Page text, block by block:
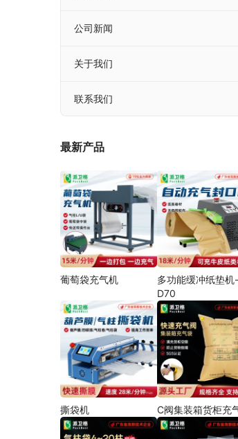
公司新闻
关于我们
联系我们
最新产品
葡萄袋充气机
多功能缓冲纸垫机-
D70
撕袋机 C阀集装箱货柜充